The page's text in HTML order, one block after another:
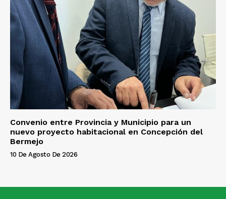
Convenio entre Provincia y Municipio para un
nuevo proyecto habitacional en Concepción del
Bermejo
10 De Agosto De 2026